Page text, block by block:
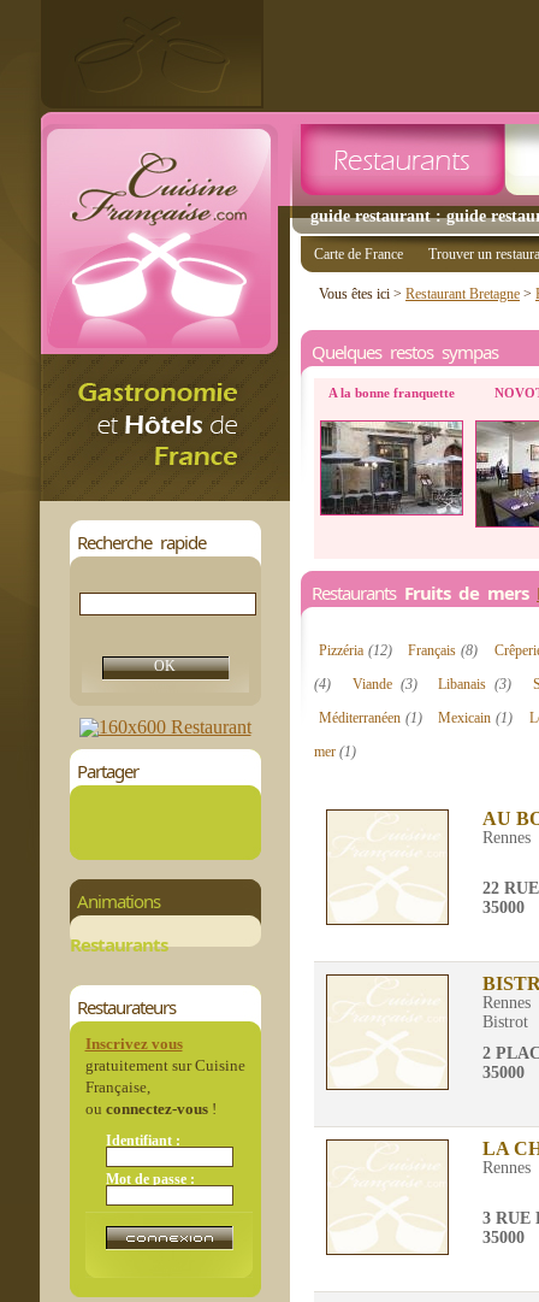
guide restaurant : guide
Recherche rapide
Partager
Animations
Restaurants
Restaurateurs
Inscrivez vous
gratuitement sur Cuisine
Française,
ou connectez-vous!
Identifiant :
Mot de passe :
Carte de France Trouver un
Vous êtes ici > Restaurant Bretagne >
Quelques restos sympas
A la bonne franquette
Restaurants Fruits de mers
Pizzéria (12) Français (8)
(4)
Viande (3) Libanais(3)
Méditerranéen (1) Mexicain(1)
mer (1)
AU
Rennes
22
35000
Rennes
Bistrot
2
35000
LA
Rennes
3 RUE
35000